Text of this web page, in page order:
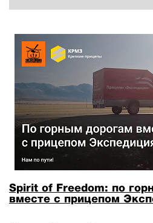
Spirit of Freedom: по
вместе с прицепом